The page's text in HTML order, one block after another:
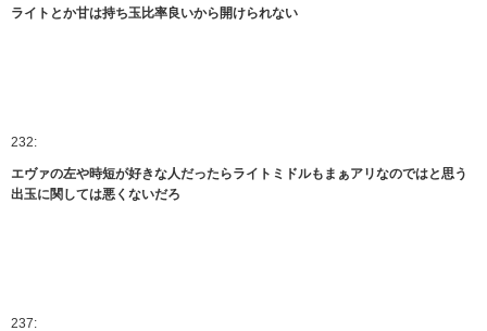
ライトとか甘は持ち玉比率良いから開けられない
232:
エヴァの左や時短が好きな人だったらライトミドルもまぁアリなのではと思う
出玉に関しては悪くないだろ
237: